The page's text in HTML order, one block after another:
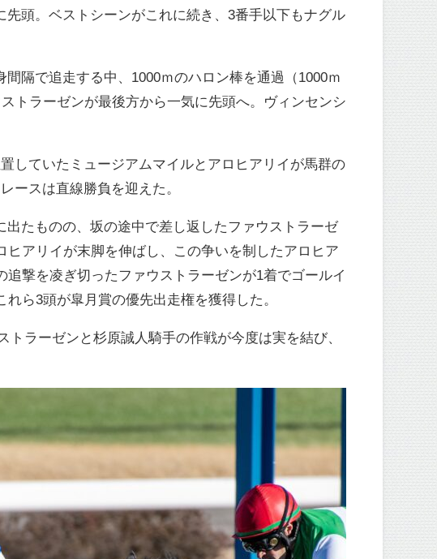
頭。ベストシーンがこれに続き、3番手以下もナグル
隔で追走する中、1000ｍのハロン棒を通過（1000ｍ
トラーゼンが最後方から一気に先頭へ。ヴィンセンシ
していたミュージアムマイルとアロヒアリイが馬群の
ースは直線勝負を迎えた。
たものの、坂の途中で差し返したファウストラーゼ
アリイが末脚を伸ばし、この争いを制したアロヒア
撃を凌ぎ切ったファウストラーゼンが1着でゴールイ
ら3頭が皐月賞の優先出走権を獲得した。
ラーゼンと杉原誠人騎手の作戦が今度は実を結び、